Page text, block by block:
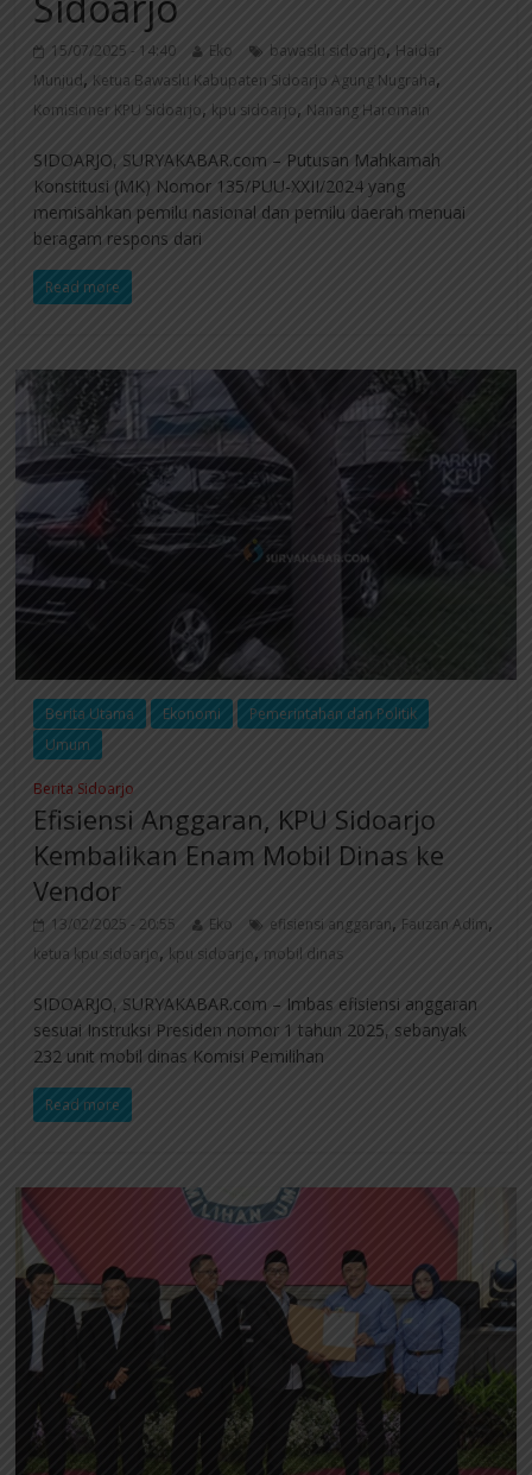
15/07/2025 - 14:40 Eko bawaslu sidoarjo, Haidar
Munjud, Ketua Bawaslu Kabupaten Sidoarjo Agung Nugraha,
Komisioner KPU Sidoarjo, kpu sidoarjo, Nanang Haromain
SIDOARJO, SURYAKABAR.com – Putusan Mahkamah
Konstitusi (MK) Nomor 135/PUU-XXII/2024 yang
memisahkan pemilu nasional dan pemilu daerah menuai
beragam respons dari
Read more
Berita Utama Ekonomi
Pemerintahan dan Politik
Umum
Berita Sidoarjo
Efisiensi Anggaran, KPU Sidoarjo
Kembalikan Enam Mobil Dinas ke
Vendor
13/02/2025 - 20:55 Eko efisiensi anggaran, Fauzan Adim,
ketua kpu sidoarjo, kpu sidoarjo, mobil dinas
SIDOARJO, SURYAKABAR.com – Imbas efisiensi anggaran
sesuai Instruksi Presiden nomor 1 tahun 2025, sebanyak
232 unit mobil dinas Komisi Pemilihan
Read more